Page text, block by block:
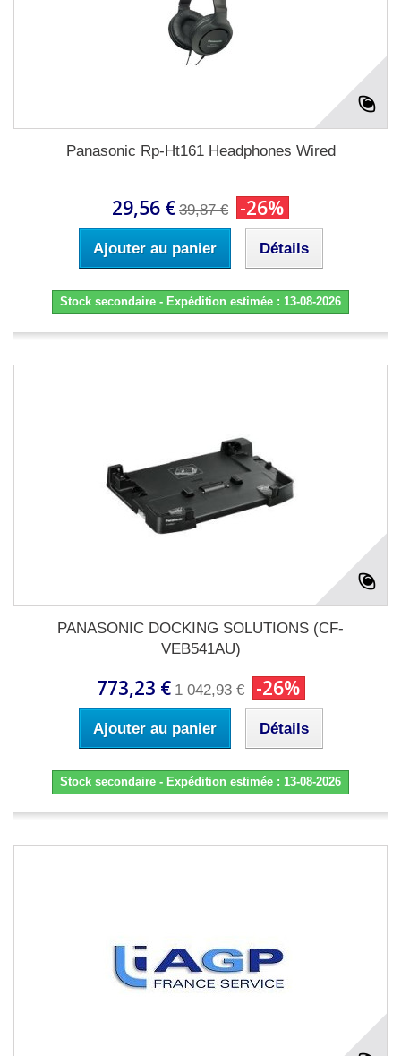
Panasonic Rp-Ht161 Headphones Wired
29,56 € 39,87 € -26%
Ajouter au panier Détails
Stock secondaire - Expédition estimée : 13-08-2026
PANASONIC DOCKING SOLUTIONS (CF-
VEB541AU)
773,23 € 1 042,93 € -26%
Ajouter au panier Détails
Stock secondaire - Expédition estimée : 13-08-2026